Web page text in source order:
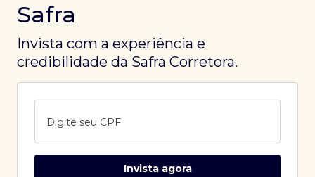
Safra
Invista com a experiência e
credibilidade da Safra Corretora.
Digite seu CPF
Invista agora